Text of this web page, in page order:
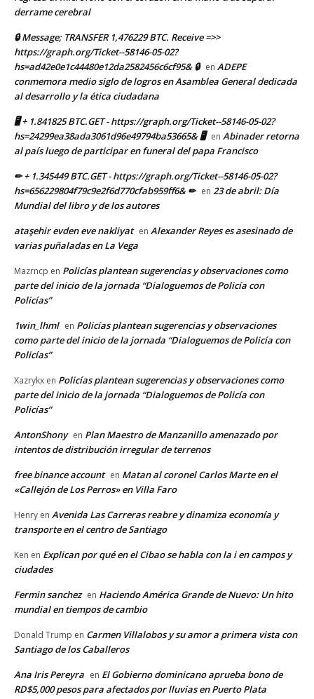
derrame cerebral
🔒 Message; TRANSFER 1,476229 BTC. Receive =>>
https://graph.org/Ticket--58146-05-02?
hs=ad42e0e1c44480e12da2582456c6cf95& 🔒 en ADEPE
conmemora medio siglo de logros en Asamblea General dedicada
al desarrollo y la ética ciudadana
🖥 + 1.841825 BTC.GET - https://graph.org/Ticket--58146-05-02?
hs=24299ea38ada3061d96e49794ba53665& 🖥 en Abinader retorna
al país luego de participar en funeral del papa Francisco
✏ + 1.345449 BTC.GET - https://graph.org/Ticket--58146-05-02?
hs=656229804f79c9e2f6d770cfab959ff6& ✏ en 23 de abril: Día
Mundial del libro y de los autores
ataşehir evden eve nakliyat en Alexander Reyes es asesinado de
varias puñaladas en La Vega
Mazrncp en Policías plantean sugerencias y observaciones como
parte del inicio de la jornada “Dialoguemos de Policía con
Policías”
1win_lhml en Policías plantean sugerencias y observaciones
como parte del inicio de la jornada “Dialoguemos de Policía con
Policías”
Xazrykx en Policías plantean sugerencias y observaciones como
parte del inicio de la jornada “Dialoguemos de Policía con
Policías”
AntonShony en Plan Maestro de Manzanillo amenazado por
intentos de distribución irregular de terrenos
free binance account en Matan al coronel Carlos Marte en el
«Callejón de Los Perros» en Villa Faro
Henry en Avenida Las Carreras reabre y dinamiza economía y
transporte en el centro de Santiago
Ken en Explican por qué en el Cibao se habla con la i en campos y
ciudades
Fermin sanchez en Haciendo América Grande de Nuevo: Un hito
mundial en tiempos de cambio
Donald Trump en Carmen Villalobos y su amor a primera vista con
Santiago de los Caballeros
Ana Iris Pereyra en El Gobierno dominicano aprueba bono de
RD$5,000 pesos para afectados por lluvias en Puerto Plata